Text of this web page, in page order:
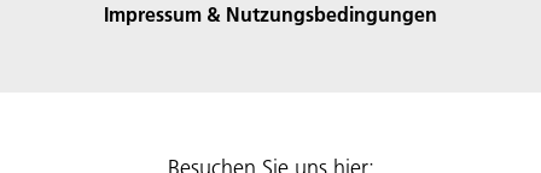
Impressum & Nutzungsbedingungen